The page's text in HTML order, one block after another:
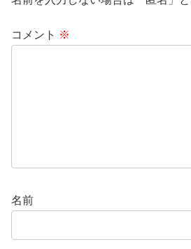
コメント ※
名前